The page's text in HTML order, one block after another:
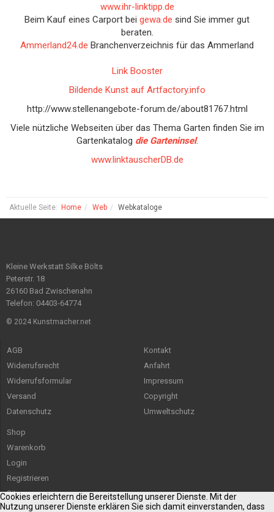
www.ihr-linktipp.de
Beim Kauf eines Carport bei gewa.de sind Sie immer gut
beraten.
Ammerland24.de Branchenverzeichnis für das Ammerland
Link Booster
Bildende Kunst auf Artfactory.info
http://www.stellenangebote-forum.de/about81767.html
Viele nützliche Webseiten über das Thema Garten finden Sie im
Gartenkatalog die Garteninsel.
www.linktauscherDB.de
Aktuelle Seite: Home Web Webkataloge
Kleine Werkstatt Silke Bölts
Peterstr. 18
26160 Bad Zwischenahn
Telefon: 04403-64774
© 2024 Kunstmacher.net
AGB
Widerrufsrecht
Widerrufsformular
Versand
Datenschutz
Kontakt
Anfahrt
Impressum
Copyright
Umweltschutz
Shop
Warenkorb
Login
Registrieren
Sitemap
Cookies erleichtern die Bereitstellung unserer Dienste. Mit der
Nutzung unserer Dienste erklären Sie sich damit einverstanden, dass